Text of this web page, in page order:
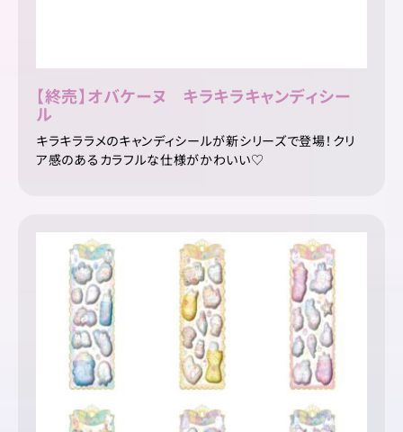
【終売】オバケーヌ キラキラキャンディシー
ル
キラキララメのキャンディシールが新シリーズで登場！クリ
ア感のあるカラフルな仕様がかわいい♡